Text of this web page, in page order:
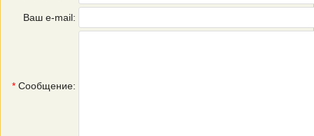
Ваш e-mail:
* Сообщение: